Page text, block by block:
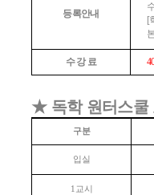
등록안내
[
수 강 료
★ 독학 원터스쿨
구분
입실
1 교시